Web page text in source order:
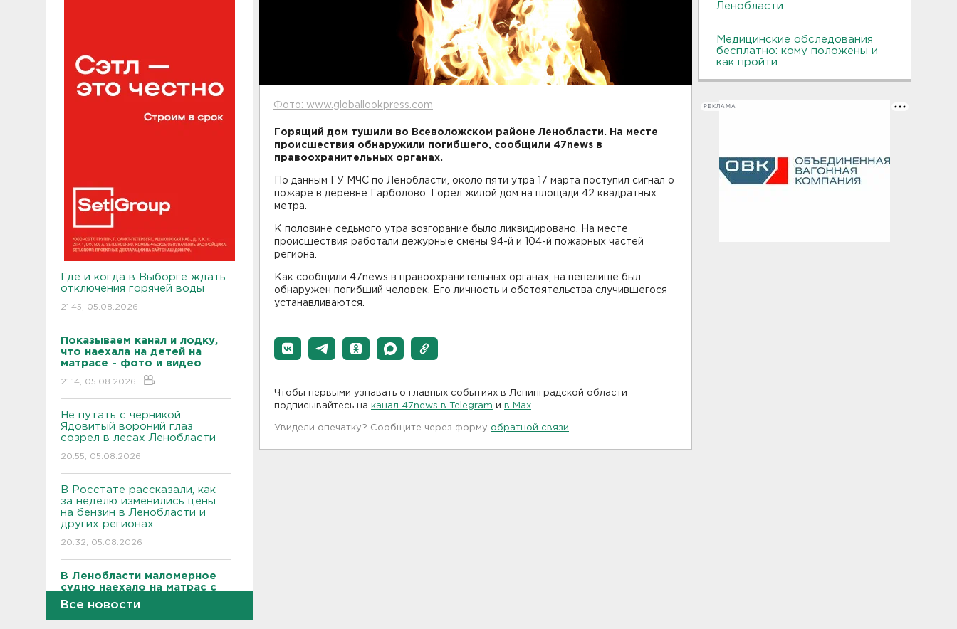
Где и когда в Выборге ждать
отключения горячей воды
21:45, 05.08.2026
Показываем канал и лодку,
что наехала на детей на
матрасе - фото и видео
21:14, 05.08.2026
Не путать с черникой.
Ядовитый вороний глаз
созрел в лесах Ленобласти
20:55, 05.08.2026
В Росстате рассказали, как
за неделю изменились цены
на бензин в Ленобласти и
других регионах
20:32, 05.08.2026
В Ленобласти маломерное
судно наехало на матрас с
детьми
Все новости
Фото: www.globallookpress.com
Горящий дом тушили во Всеволожском районе Ленобласти. На месте
происшествия обнаружили погибшего, сообщили 47news в
правоохранительных органах.
По данным ГУ МЧС по Ленобласти, около пяти утра 17 марта поступил сигнал о
пожаре в деревне Гарболово. Горел жилой дом на площади 42 квадратных
метра.
К половине седьмого утра возгорание было ликвидировано. На месте
происшествия работали дежурные смены 94-й и 104-й пожарных частей
региона.
Как сообщили 47news в правоохранительных органах, на пепелище был
обнаружен погибший человек. Его личность и обстоятельства случившегося
устанавливаются.
Чтобы первыми узнавать о главных событиях в Ленинградской области -
подписывайтесь на канал 47news в Telegram и в Maх
Увидели опечатку? Сообщите через форму обратной связи
Ленобласти
Медицинские обследования
бесплатно: кому положены и
как пройти
РЕКЛАМА